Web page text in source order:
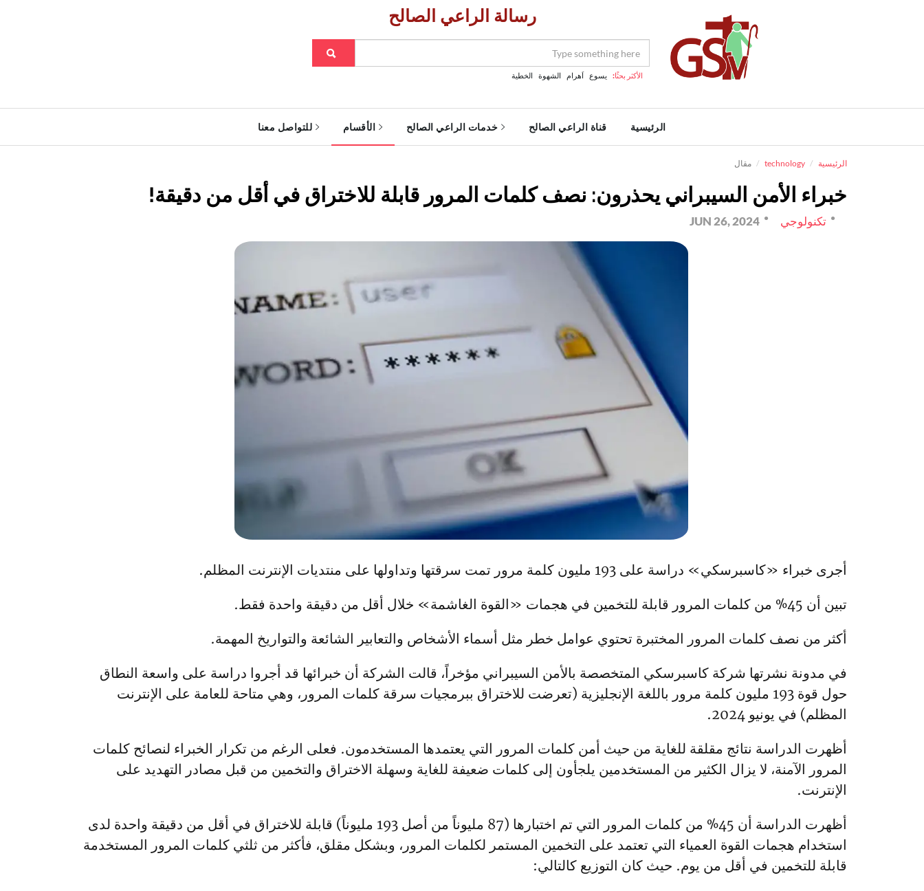
رسالة الراعي الصالح
الأكثر بحثًا: يسوع اَهرام الشهوة الخطية
الرئيسية قناة الراعي الصالح خدمات الراعي الصالح الأقسام للتواصل معنا
الرئيسية technology مقال
خبراء الأمن السيبراني يحذرون: نصف كلمات المرور قابلة للاختراق في أقل من دقيقة!
تكنولوجي JUN 26, 2024
أجرى خبراء «كاسبرسكي» دراسة على 193 مليون كلمة مرور تمت سرقتها وتداولها على منتديات الإنترنت المظلم.
تبين أن 45% من كلمات المرور قابلة للتخمين في هجمات «القوة الغاشمة» خلال أقل من دقيقة واحدة فقط.
أكثر من نصف كلمات المرور المختبرة تحتوي عوامل خطر مثل أسماء الأشخاص والتعابير الشائعة والتواريخ المهمة.
في مدونة نشرتها شركة كاسبرسكي المتخصصة بالأمن السيبراني مؤخراً، قالت الشركة أن خبرائها قد أجروا دراسة على واسعة النطاق
حول قوة 193 مليون كلمة مرور باللغة الإنجليزية (تعرضت للاختراق ببرمجيات سرقة كلمات المرور، وهي متاحة للعامة على الإنترنت
المظلم) في يونيو 2024.
أظهرت الدراسة نتائج مقلقة للغاية من حيث أمن كلمات المرور التي يعتمدها المستخدمون. فعلى الرغم من تكرار الخبراء لنصائح كلمات
المرور الآمنة، لا يزال الكثير من المستخدمين يلجأون إلى كلمات ضعيفة للغاية وسهلة الاختراق والتخمين من قبل مصادر التهديد على
الإنترنت.
أظهرت الدراسة أن 45% من كلمات المرور التي تم اختبارها (87 مليوناً من أصل 193 مليوناً) قابلة للاختراق في أقل من دقيقة واحدة لدى
استخدام هجمات القوة العمياء التي تعتمد على التخمين المستمر لكلمات المرور، وبشكل مقلق، فأكثر من ثلثي كلمات المرور المستخدمة
قابلة للتخمين في أقل من يوم. حيث كان التوزيع كالتالي: